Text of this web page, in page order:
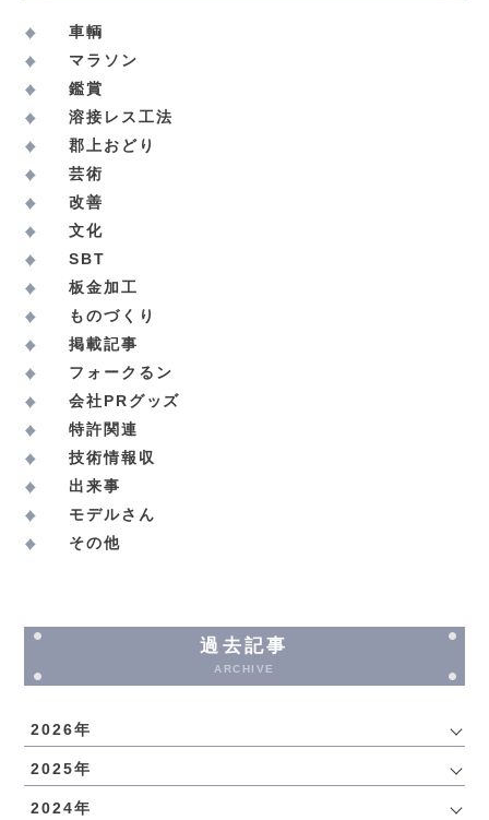
車輌
マラソン
鑑賞
溶接レス工法
郡上おどり
芸術
改善
文化
SBT
板金加工
ものづくり
掲載記事
フォークるン
会社PRグッズ
特許関連
技術情報収
出来事
モデルさん
その他
過去記事
ARCHIVE
2026年
2025年
2024年